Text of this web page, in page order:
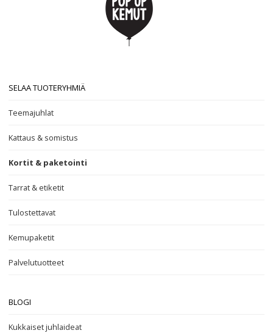
SELAA TUOTERYHMIÄ
Teemajuhlat
Kattaus & somistus
Kortit & paketointi
Tarrat & etiketit
Tulostettavat
Kemupaketit
Palvelutuotteet
BLOGI
Kukkaiset juhlaideat